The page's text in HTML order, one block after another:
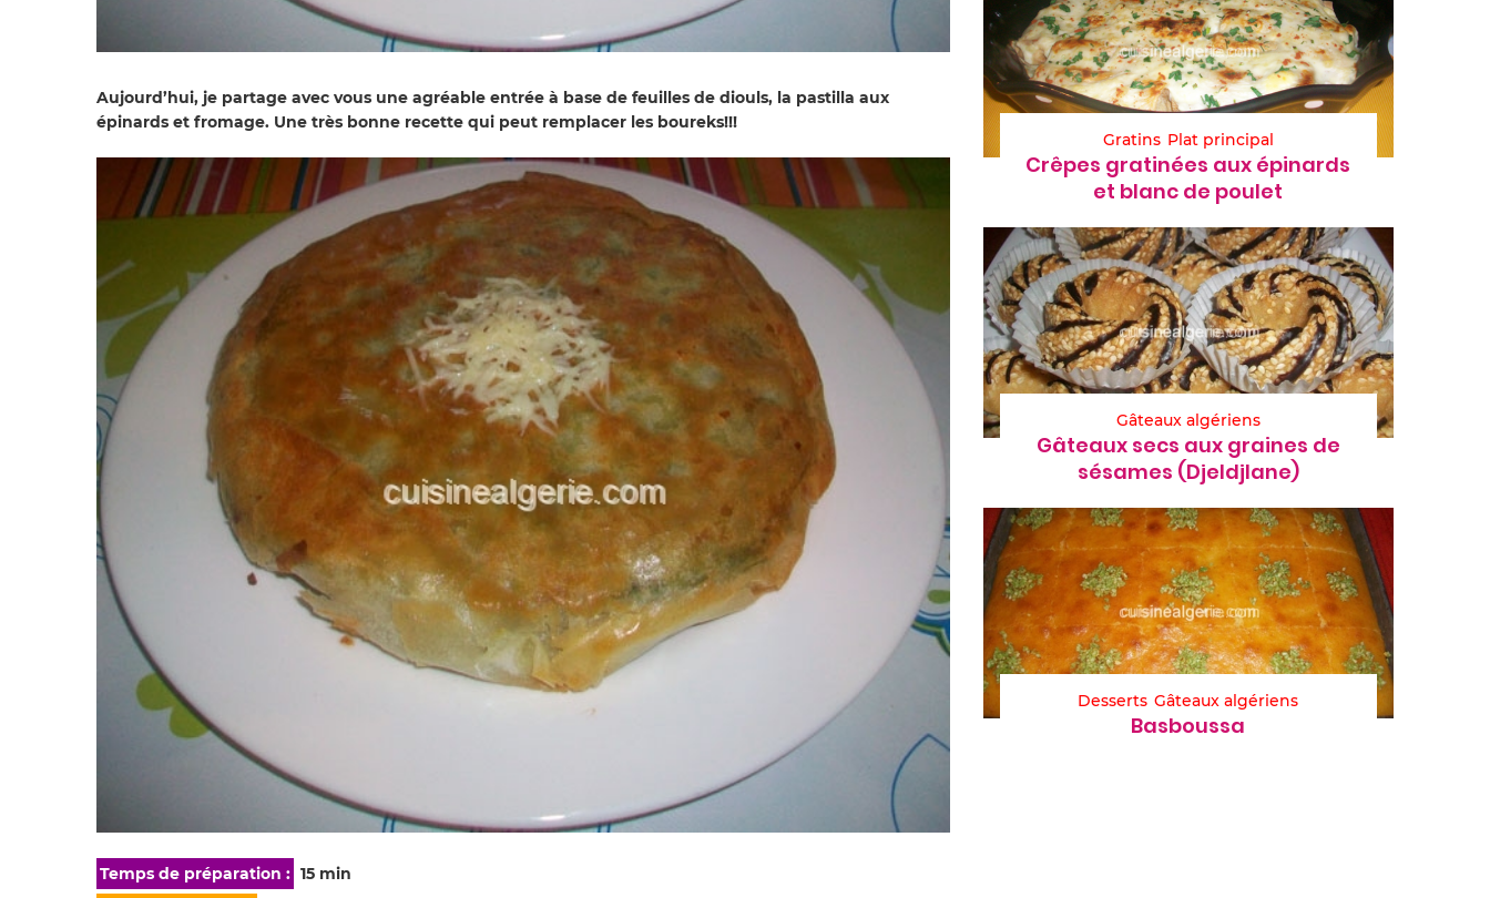
Aujourd’hui, je partage avec vous une agréable entrée à base de feuilles de diouls, la pastilla aux
épinards et fromage. Une très bonne recette qui peut remplacer les boureks!!!
Temps de préparation : 15 min
Gratins Plat principal
Crêpes gratinées aux épinards
et blanc de poulet
Gâteaux algériens
Gâteaux secs aux graines de
sésames (Djeldjlane)
Desserts Gâteaux algériens
Basboussa